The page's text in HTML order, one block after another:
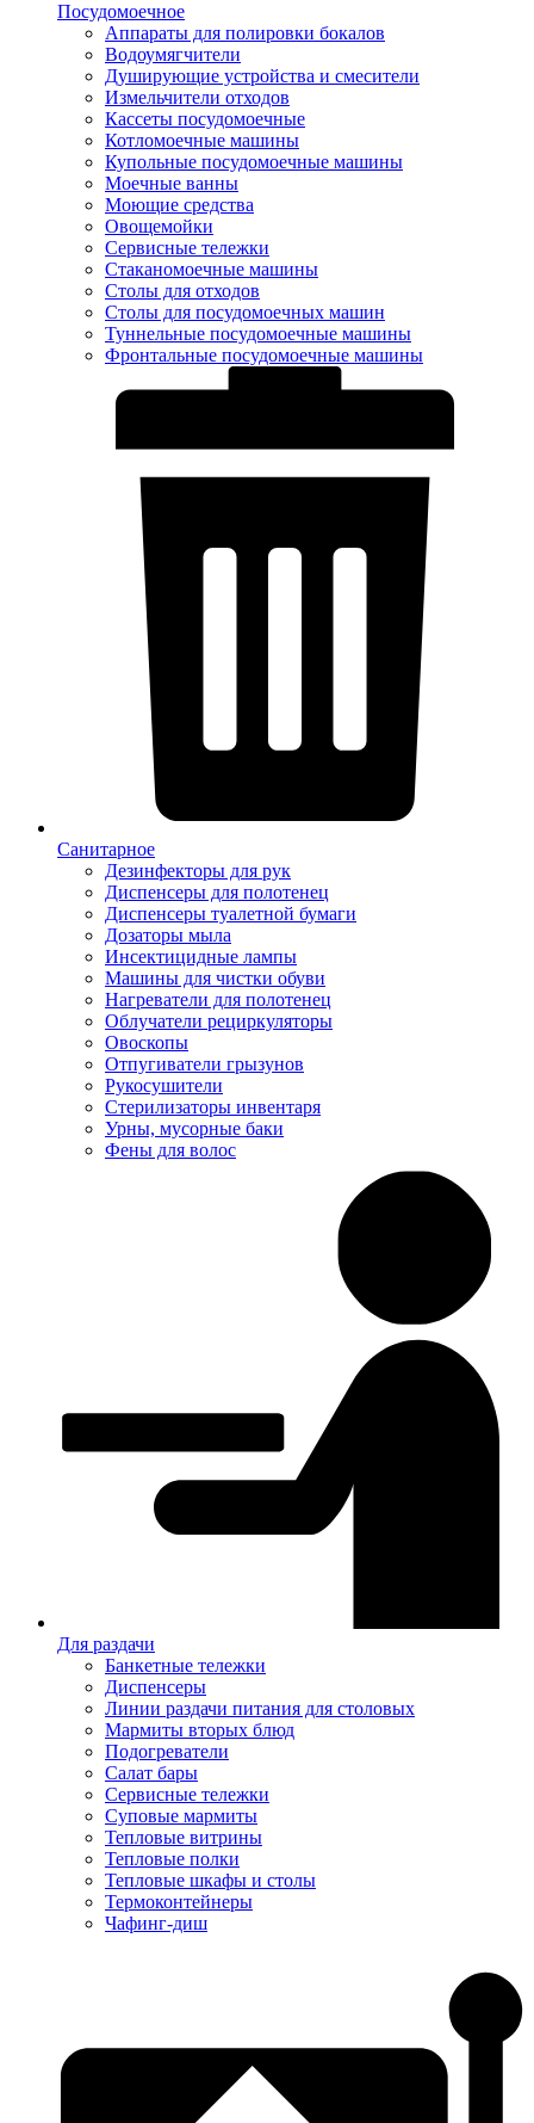
Посудомоечное
Аппараты для полировки бокалов
Водоумягчители
Душирующие устройства и смесители
Измельчители отходов
Кассеты посудомоечные
Котломоечные машины
Купольные посудомоечные машины
Моечные ванны
Моющие средства
Овощемойки
Сервисные тележки
Стаканомоечные машины
Столы для отходов
Столы для посудомоечных машин
Туннельные посудомоечные машины
Фронтальные посудомоечные машины
Санитарное
Дезинфекторы для рук
Диспенсеры для полотенец
Диспенсеры туалетной бумаги
Дозаторы мыла
Инсектицидные лампы
Машины для чистки обуви
Нагреватели для полотенец
Облучатели рециркуляторы
Овоскопы
Отпугиватели грызунов
Рукосушители
Стерилизаторы инвентаря
Урны, мусорные баки
Фены для волос
Для раздачи
Банкетные тележки
Диспенсеры
Линии раздачи питания для столовых
Мармиты вторых блюд
Подогреватели
Салат бары
Сервисные тележки
Суповые мармиты
Тепловые витрины
Тепловые полки
Тепловые шкафы и столы
Термоконтейнеры
Чафинг-диш